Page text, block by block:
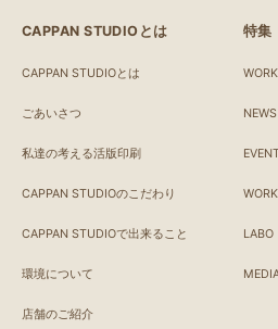
CAPPAN STUDIOとは
CAPPAN STUDIOとは
ごあいさつ
私達の考える活版印刷
CAPPAN STUDIOのこだわり
CAPPAN STUDIOで出来ること
環境について
店舗のご紹介
特集
NEWS
LABO